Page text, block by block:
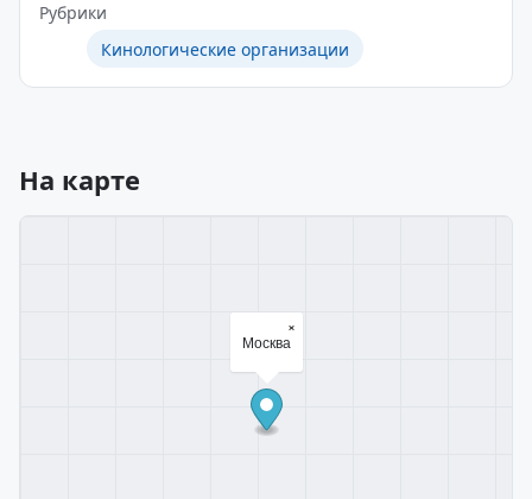
Рубрики
Кинологические организации
На карте
Москва
×